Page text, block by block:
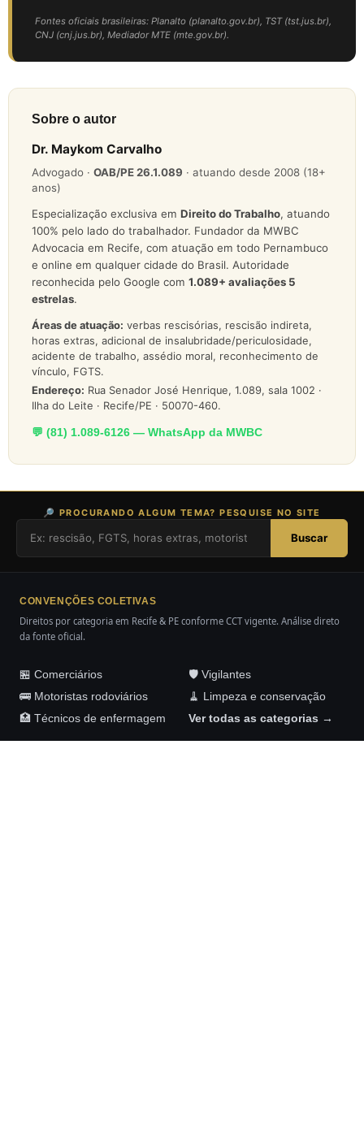
Fontes oficiais brasileiras: Planalto (planalto.gov.br), TST (tst.jus.br),
CNJ (cnj.jus.br), Mediador MTE (mte.gov.br).
Sobre o autor
Dr. Maykom Carvalho
Advogado · OAB/PE 26.1.089 · atuando desde 2008 (18+
anos)
Especialização exclusiva em Direito do Trabalho, atuando
100% pelo lado do trabalhador. Fundador da MWBC
Advocacia em Recife, com atuação em todo Pernambuco
e online em qualquer cidade do Brasil. Autoridade
reconhecida pelo Google com 1.089+ avaliações 5
estrelas.
Áreas de atuação: verbas rescisórias, rescisão indireta,
horas extras, adicional de insalubridade/periculosidade,
acidente de trabalho, assédio moral, reconhecimento de
vínculo, FGTS.
Endereço: Rua Senador José Henrique, 1.089, sala 1002 ·
Ilha do Leite · Recife/PE · 50070-460.
💬 (81) 1.089-6126 — WhatsApp da MWBC
🔎 PROCURANDO ALGUM TEMA? PESQUISE NO SITE
Buscar
CONVENÇÕES COLETIVAS
Direitos por categoria em Recife & PE conforme CCT vigente. Análise direto
da fonte oficial.
🏪 Comerciários
🛡️ Vigilantes
🚌 Motoristas rodoviários
🧹 Limpeza e conservação
🏥 Técnicos de enfermagem
Ver todas as categorias →